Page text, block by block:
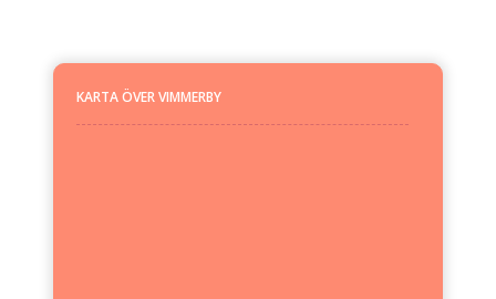
KARTA ÖVERVIMMERBY